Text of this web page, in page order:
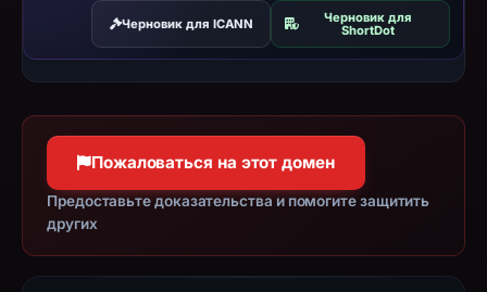
may
have
collection.
This
report
bound
Черновик для ICANN
Черновик для
ShortDot
Пожаловаться на этот домен
Предоставьте доказательства и помогите защитить
других